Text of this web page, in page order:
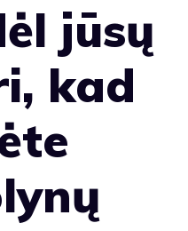
jūsų
kad